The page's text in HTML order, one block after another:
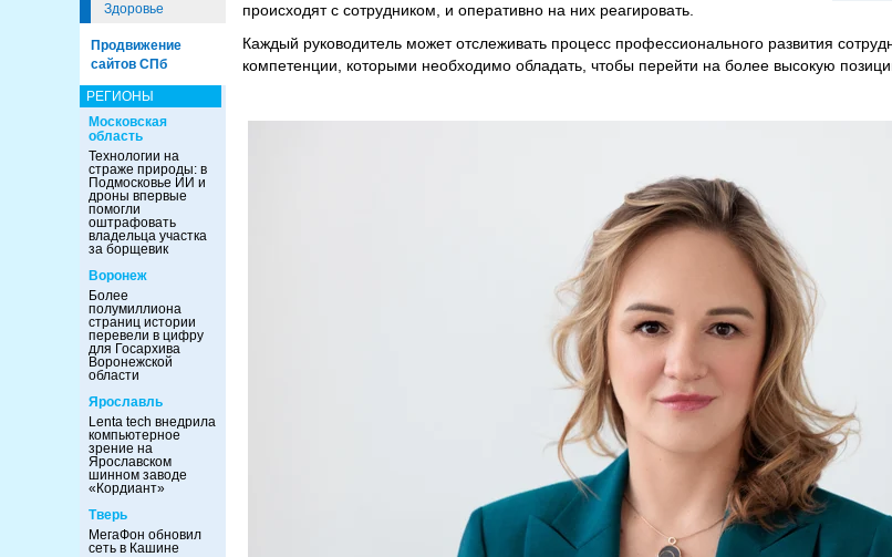
Здоровье
Продвижение
сайтов СПб
РЕГИОНЫ
Московская
область
Технологии на
страже природы: в
Подмосковье ИИ и
дроны впервые
помогли
оштрафовать
владельца участка
за борщевик
Воронеж
Более
полумиллиона
страниц истории
перевели в цифру
для Госархива
Воронежской
области
Ярославль
Lenta tech внедрила
компьютерное
зрение на
Ярославском
шинном заводе
«Кордиант»
Тверь
МегаФон обновил
сеть в Кашине
происходят с сотрудником, и оперативно на них реагировать.
Каждый руководитель может отслеживать процесс профессионального развития
компетенции, которыми необходимо обладать, чтобы перейти на более высокую